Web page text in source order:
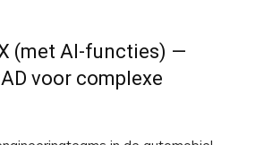
(met AI-functies) —
voor complexe